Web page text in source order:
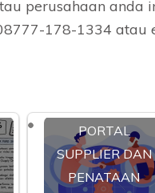
perusahaan anda
178-1334 atau
PORTAL
SUPPLIER DAN
PENATAAN